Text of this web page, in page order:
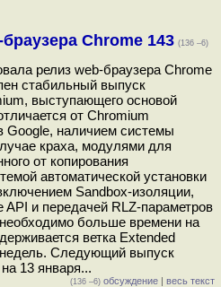
Chrome 143 (136 –6)
релиз web-браузера Chrome
стабильный выпуск
выступающего основой
от Chromium
Google, наличием системы
краха, модулями для
от копирования
автоматической установки
Sandbox-изоляции,
API и передачей RLZ-параметров
больше времени на
ветка Extended
Следующий выпуск
13 января...
(136 –6) обсуждение | весь текст